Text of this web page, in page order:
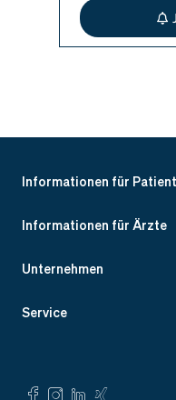
Informationen für
Informationen für Ärzte
Unternehmen
Service